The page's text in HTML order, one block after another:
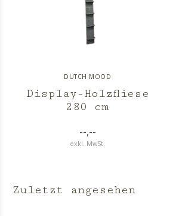
DUTCH MOOD
Display-Holzfliese
280 cm
--,--
exkl. MwSt.
Zuletzt angesehen